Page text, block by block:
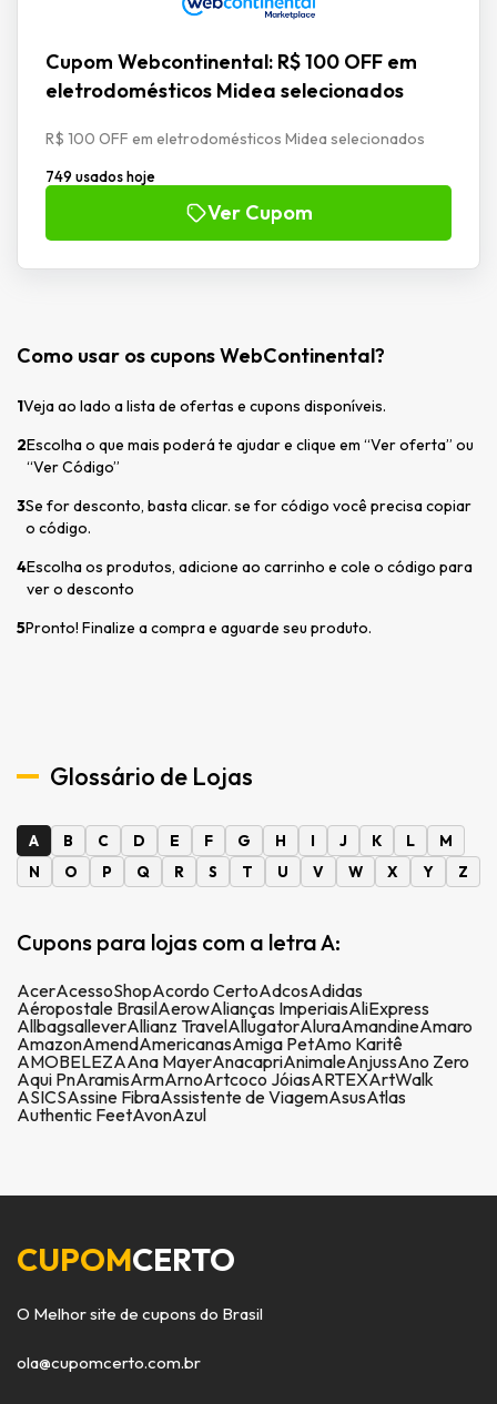
Cupom Webcontinental: R$ 100 OFF em
eletrodomésticos Midea selecionados
R$ 100 OFF em eletrodomésticos Midea selecionados
749 usados hoje
Ver Cupom
Como usar os cupons WebContinental?
1Veja ao lado a lista de ofertas e cupons disponíveis.
2Escolha o que mais poderá te ajudar e clique em “Ver oferta” ou
“Ver Código”
3Se for desconto, basta clicar. se for código você precisa copiar
o código.
4Escolha os produtos, adicione ao carrinho e cole o código para
ver o desconto
5Pronto! Finalize a compra e aguarde seu produto.
Glossário de Lojas
A B C D E F G H I J K L
M
N
O P Q R S T U V W X Y Z
Cupons para lojas com a letra A:
AcerAcessoShopAcordo CertoAdcosAdidas
Aéropostale BrasilAerowAlianças ImperiaisAliExpress
AllbagsalleverAllianz TravelAllugatorAluraAmandineAmaro
AmazonAmendAmericanasAmiga PetAmo Karitê
AMOBELEZAAna MayerAnacapriAnimaleAnjussAno Zero
Aqui PnAramisArmArnoArtcoco JóiasARTEXArtWalk
ASICSAssine FibraAssistente de ViagemAsusAtlas
Authentic FeetAvonAzul
CUPOMCERTO
O Melhor site de cupons do Brasil
ola@cupomcerto.com.br